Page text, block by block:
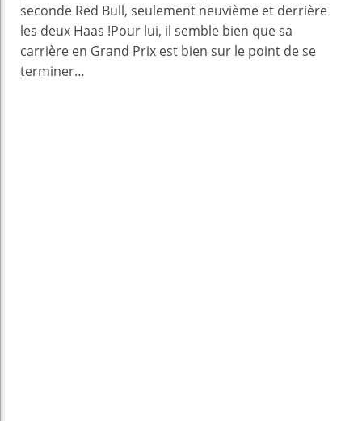
seconde Red Bull, seulement neuvième et derrière
les deux Haas !Pour lui, il semble bien que sa
carrière en Grand Prix est bien sur le point de se
terminer…